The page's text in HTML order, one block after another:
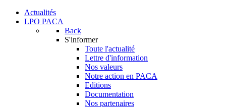
Actualités
LPO PACA
Back
S'informer
Toute l'actualité
Lettre d'information
Nos valeurs
Notre action en PACA
Editions
Documentation
Nos partenaires